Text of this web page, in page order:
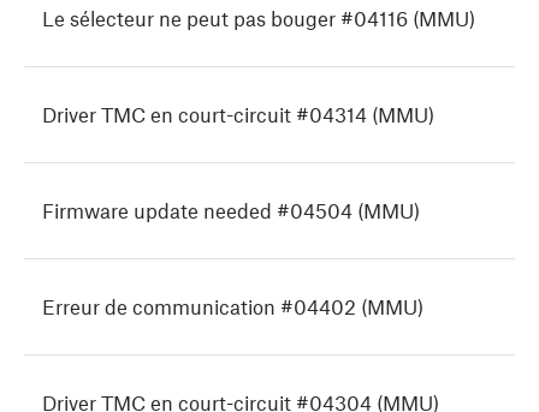
Le sélecteur ne peut pas bouger #04116 (MMU)
Driver TMC en court-circuit #04314 (MMU)
Firmware update needed #04504 (MMU)
Erreur de communication #04402 (MMU)
Driver TMC en court-circuit #04304 (MMU)